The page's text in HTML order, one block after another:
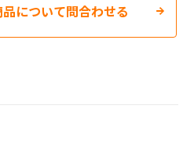
品について問合わせる